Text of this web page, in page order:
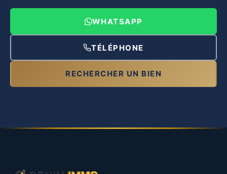
WHATSAPP
TÉLÉPHONE
RECHERCHER UN BIEN